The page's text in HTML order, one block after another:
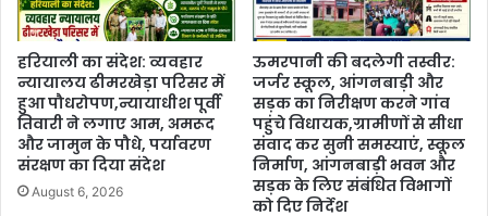
हरियाली का संदेश: व्यवहार
न्यायालय ढीमरखेड़ा परिसर में
हुआ पौधरोपण,न्यायाधीश पूर्वी
तिवारी ने लगाए आम, अमरूद
और जामुन के पौधे, पर्यावरण
संरक्षण का दिया संदेश
August 6, 2026
ऊमरपानी की बदलेगी तस्वीर:
जर्जर स्कूल, आंगनबाड़ी और
सड़क का निरीक्षण करने गांव
पहुंचे विधायक,ग्रामीणों से सीधा
संवाद कर सुनी समस्याएं, स्कूल
निर्माण, आंगनबाड़ी भवन और
सड़क के लिए संबंधित विभागों
को दिए निर्देश